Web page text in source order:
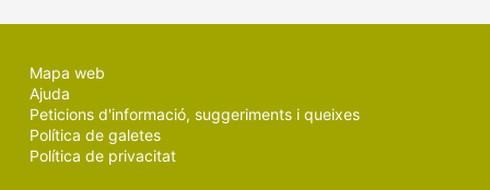
Mapa web
Ajuda
Peticions d'informació, suggeriments i queixes
Política de galetes
Política de privacitat